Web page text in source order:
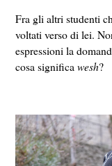
Fra gli altri studenti
voltati verso di lei.
espressioni la
cosa significa wesh?